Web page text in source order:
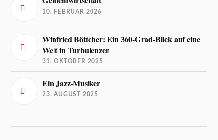
10. FEBRUAR 2026
Winfried Böttcher: Ein 360-Grad-Blick auf eine
Welt in Turbulenzen
31. OKTOBER 2025
Ein Jazz-Musiker
23. AUGUST 2025